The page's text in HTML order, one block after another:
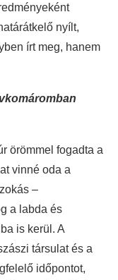
nyílt,
írt meg, hanem
örömmel fogadta a
vinné oda a
–
a labda és
is kerül. A
társulat és a
időpontot,